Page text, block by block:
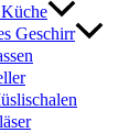
Geschirr